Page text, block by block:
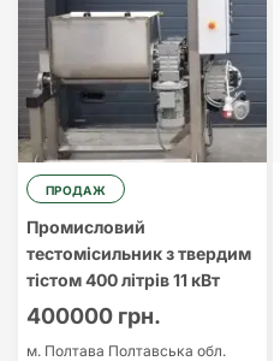
ПРОДАЖ
Промисловий
тестомісильник з твердим
тістом 400 літрів 11 кВт
400000 грн.
м. Полтава Полтавська обл.